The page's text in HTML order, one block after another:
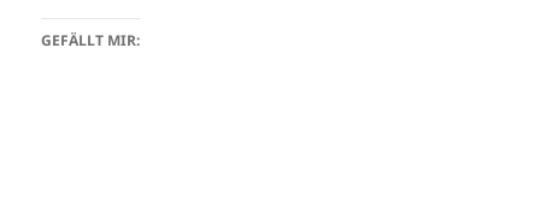
GEFÄLLT MIR: